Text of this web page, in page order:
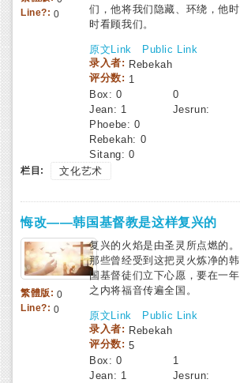
Line?:0
们，他将我们隐藏、环绕，他时
时看顾我们。
原文Link
Public Link
录入者: Rebekah
评分数: 1
Box:0
Jean: 1 Jesrun:
0
Phoebe: 0
Rebekah: 0
Sitang: 0
栏目: 文化艺术
悔改——韩国基督教是这样复兴的
繁體版: 0
Line?:0
复兴的火焰是由圣灵所点燃的。
那些曾经受到这把灵火炼净的韩
国基督徒们立下心愿，要在一年
之内将福音传遍全国。
原文Link
Public Link
录入者: Rebekah
评分数:5
Box:0
Jean: 1 Jesrun:
1